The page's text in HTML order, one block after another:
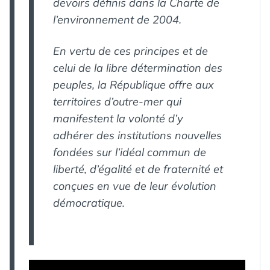
devoirs définis dans la Charte de
l’environnement de 2004.
En vertu de ces principes et de
celui de la libre détermination des
peuples, la République offre aux
territoires d’outre-mer qui
manifestent la volonté d’y
adhérer des institutions nouvelles
fondées sur l’idéal commun de
liberté, d’égalité et de fraternité et
conçues en vue de leur évolution
démocratique.